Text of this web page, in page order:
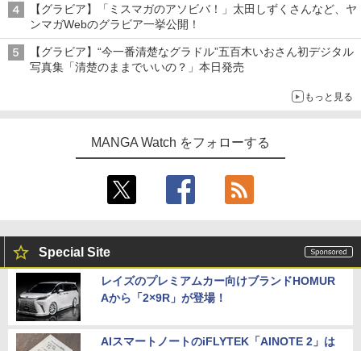
【グラビア】「ミスマガのアソビバ！」太田しずくさんなど、ヤ
ンマガWebのグラビア一挙公開！
【グラビア】“今一番清楚なグラドル”五百木いおさん初デジタル
写真集「清楚のままでいいの？」本日発売
もっと見る
MANGA Watch をフォローする
Special Site
レイズのプレミアムカー向けブランドHOMUR
Aから「2×9R」が登場！
AIスマートノートのiFLYTEK「AINOTE 2」は